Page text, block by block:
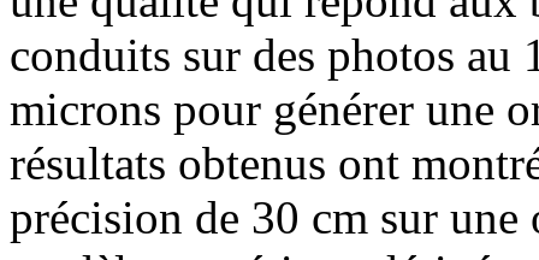
conduits sur des photos au
microns pour générer une
résultats obtenus ont
précision de 30 cm sur une